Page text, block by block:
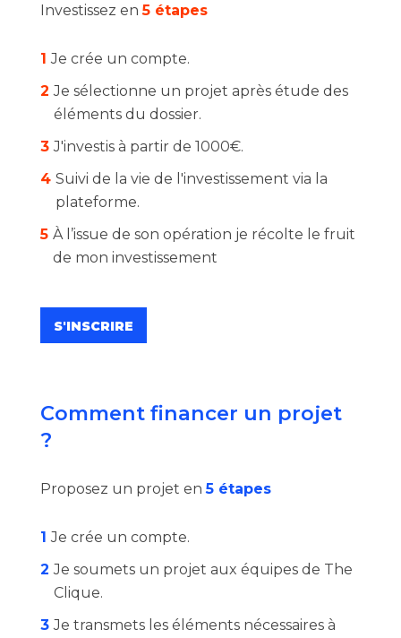
Investissez en5 étapes
1 Je crée un compte.
2 Je sélectionne un projet après étude des
éléments du dossier.
3 J'investis à partir de 1000€.
4 Suivi de la vie de l'investissement via la
plateforme.
5 À l’issue de son opération je récolte le fruit
de mon investissement
S'INSCRIRE
Comment financer un projet
?
Proposez un projet en5 étapes
1 Je crée un compte.
2 Je soumets un projet aux équipes de The
Clique.
3 Je transmets les éléments nécessaires à